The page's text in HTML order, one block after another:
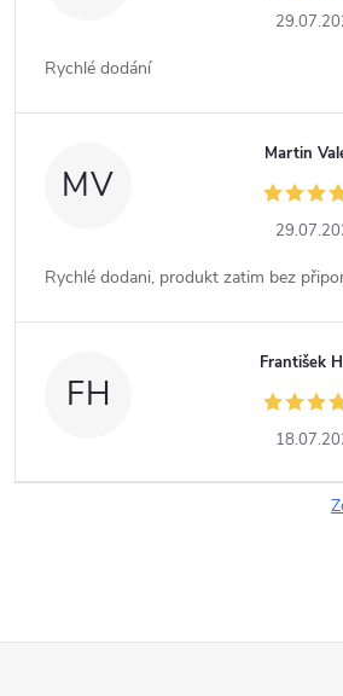
Rychlé dodání
MV
Martin
Rychlé dodani, produkt zatim bez
FH
František